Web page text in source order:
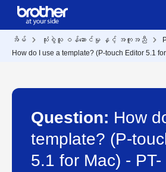
အိမ် သုံးစွဲသူ ဝန်ဆောင်မှု နှင့် အကူအညီ
How do I use a template? (P-touch Editor 5.1
Question: How
template? (P-
5.1 for Mac) - PT-